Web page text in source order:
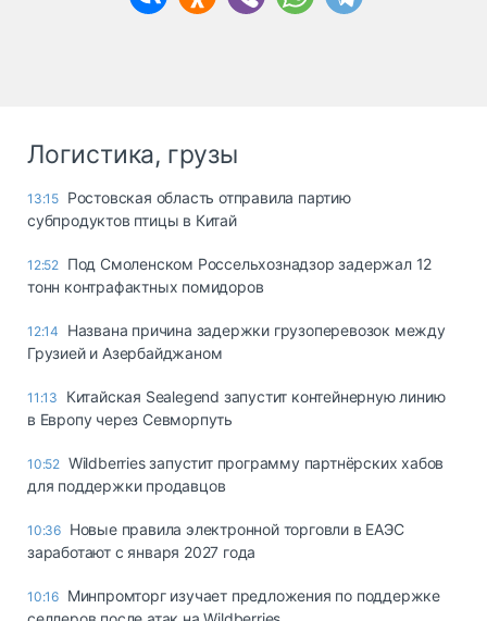
Логистика, грузы
13:15 Ростовская область отправила партию
субпродуктов птицы в Китай
12:52 Под Смоленском Россельхознадзор задержал 12
тонн контрафактных помидоров
12:14
Названа причина задержки грузоперевозок между
Грузией и Азербайджаном
11:13
Китайская Sealegend запустит контейнерную линию
в Европу через Севморпуть
10:52 Wildberries запустит программу партнёрских хабов
для поддержки продавцов
10:36 Новые правила электронной торговли в ЕАЭС
заработают с января 2027 года
10:16 Минпромторг изучает предложения по поддержке